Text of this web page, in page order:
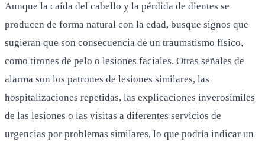
Aunque la caída del cabello y la pérdida de dientes se
producen de forma natural con la edad, busque signos que
sugieran que son consecuencia de un traumatismo físico,
como tirones de pelo o lesiones faciales. Otras señales de
alarma son los patrones de lesiones similares, las
hospitalizaciones repetidas, las explicaciones inverosímiles
de las lesiones o las visitas a diferentes servicios de
urgencias por problemas similares, lo que podría indicar un